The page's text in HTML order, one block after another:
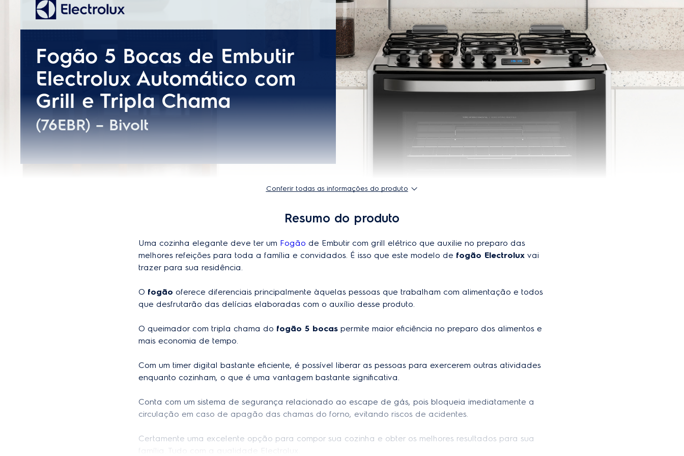
Instalação gratuita Sim (1ª instalação)
Classificação energética
Tensão
Quantidade de bocas
Modelo 76EBR
75 cm
Número de prateleiras no forno 2
Capacidade do Forno 96,5 L
Material dos puxadores Aço
Consumo 0,138 kg/h
Queimador (boca) semi rápido 3
Grades da mesa Individuais
Conferir todas as informações do produto
Resumo do produto
Uma cozinha elegante deve ter um Fogão de Embutir com grill elétrico que auxilie no preparo das
melhores refeições para toda a família e convidados. É isso que este modelo de fogão Electrolux vai
trazer para sua residência.
O fogão oferece diferenciais principalmente àquelas pessoas que trabalham com alimentação e todos
que desfrutarão das delícias elaboradas com o auxílio desse produto.
O queimador com tripla chama do fogão 5 bocas permite maior eficiência no preparo dos alimentos e
mais economia de tempo.
Com um timer digital bastante eficiente, é possível liberar as pessoas para exercerem outras atividades
enquanto cozinham, o que é uma vantagem bastante significativa.
Conta com um sistema de segurança relacionado ao escape de gás, pois bloqueia imediatamente a
circulação em caso de apagão das chamas do forno, evitando riscos de acidentes.
Certamente uma excelente opção para compor sua cozinha e obter os melhores resultados para sua
família. Tudo com a qualidade Electrolux.